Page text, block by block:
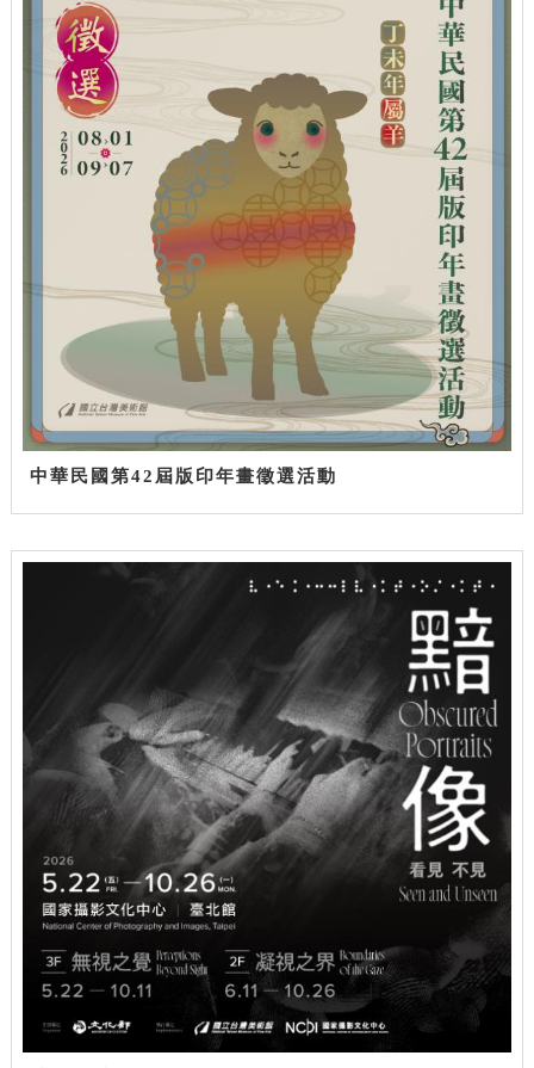
中華民國第42屆版印年畫徵選活動